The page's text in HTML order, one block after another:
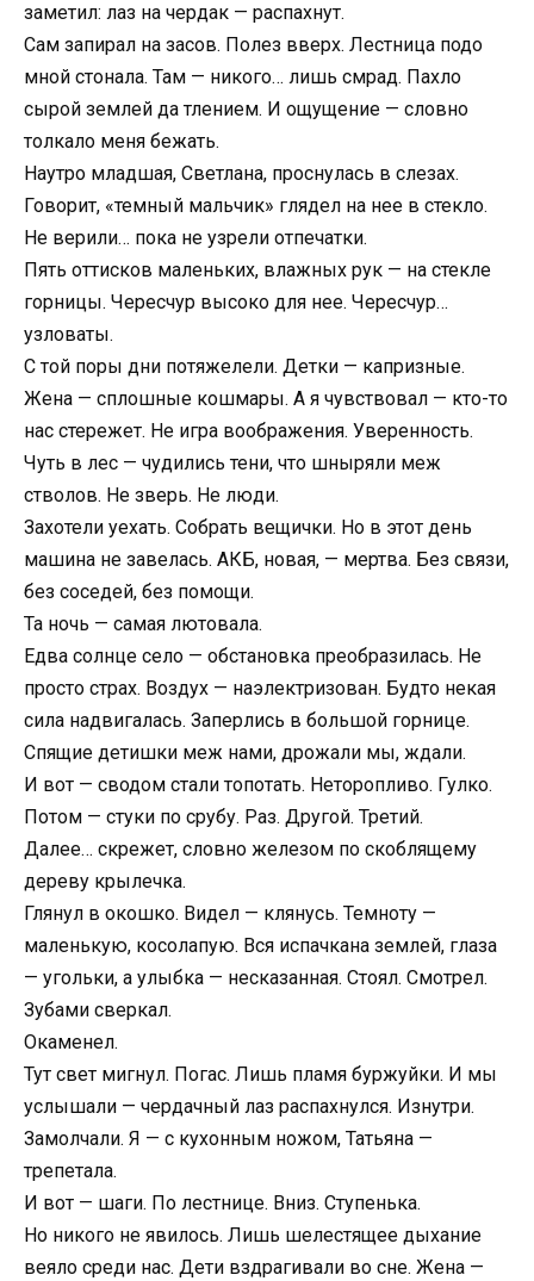
заметил: лаз на чердак — распахнут.
Сам запирал на засов. Полез вверх. Лестница подо
мной стонала. Там — никого… лишь смрад. Пахло
сырой землей да тлением. И ощущение — словно
толкало меня бежать.
Наутро младшая, Светлана, проснулась в слезах.
Говорит, «темный мальчик» глядел на нее в стекло.
Не верили… пока не узрели отпечатки.
Пять оттисков маленьких, влажных рук — на стекле
горницы. Чересчур высоко для нее. Чересчур…
узловаты.
С той поры дни потяжелели. Детки — капризные.
Жена — сплошные кошмары. А я чувствовал — кто-то
нас стережет. Не игра воображения. Уверенность.
Чуть в лес — чудились тени, что шныряли меж
стволов. Не зверь. Не люди.
Захотели уехать. Собрать вещички. Но в этот день
машина не завелась. АКБ, новая, — мертва. Без связи,
без соседей, без помощи.
Та ночь — самая лютовала.
Едва солнце село — обстановка преобразилась. Не
просто страх. Воздух — наэлектризован. Будто некая
сила надвигалась. Заперлись в большой горнице.
Спящие детишки меж нами, дрожали мы, ждали.
И вот — сводом стали топотать. Неторопливо. Гулко.
Потом — стуки по срубу. Раз. Другой. Третий.
Далее… скрежет, словно железом по скоблящему
дереву крылечка.
Глянул в окошко. Видел — клянусь. Темноту —
маленькую, косолапую. Вся испачкана землей, глаза
— угольки, а улыбка — несказанная. Стоял. Смотрел.
Зубами сверкал.
Окаменел.
Тут свет мигнул. Погас. Лишь пламя буржуйки. И мы
услышали — чердачный лаз распахнулся. Изнутри.
Замолчали. Я — с кухонным ножом, Татьяна —
трепетала.
И вот — шаги. По лестнице. Вниз. Ступенька.
Но никого не явилось. Лишь шелестящее дыхание
веяло среди нас. Дети вздрагивали во сне. Жена —